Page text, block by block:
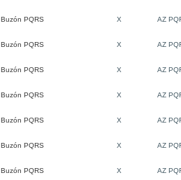
Buzón PQRS X AZ
Buzón PQRS X AZ
Buzón PQRS X AZ
Buzón PQRS X AZ
Buzón PQRS X AZ
Buzón PQRS X AZ
Buzón PQRS X AZ